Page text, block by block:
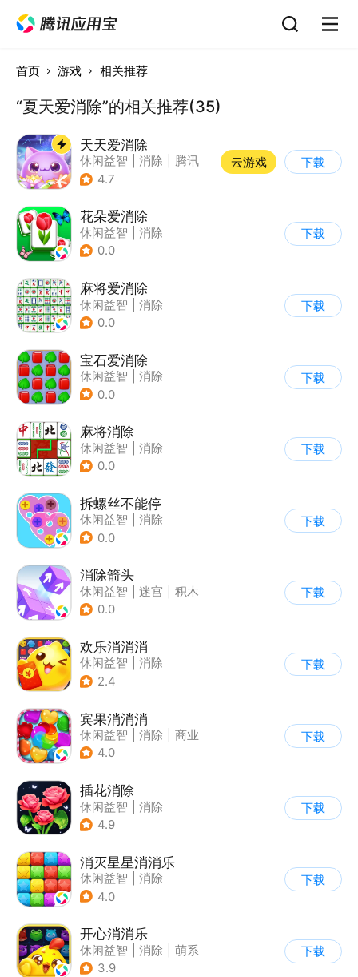
首页 游戏 相关推荐
“夏天爱消除”的相关推荐(35)
天天爱消除
休闲益智 消除
腾讯
| 单机
4.7
云游戏 下载
花朵爱消除
休闲益智
消除
0.0
下载
麻将爱消除
休闲益智
消除
0.0
下载
宝石爱消除
休闲益智
消除
0.0
下载
麻将消除
休闲益智
消除
0.0
下载
拆螺丝不能停
休闲益智
消除
0.0
下载
消除箭头
休闲益智 迷宫
积木
| 儿童游戏
0.0
下载
欢乐消消消
休闲益智
消除
| 积分网赚
2.4
下载
宾果消消消
休闲益智 消除
商业
| 宾果消消消
4.0
下载
插花消除
休闲益智
消除
4.9
下载
消灭星星消消乐
休闲益智
消除
4.0
下载
开心消消乐
休闲益智 消除
萌系
| 乐元素
3.9
下载